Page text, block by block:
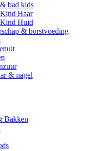
bad kids
Haar
Huid
& borstvoeding
& nagel
Bakken